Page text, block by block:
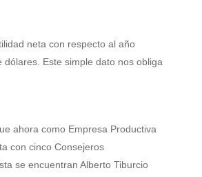
neta con respecto al año
Este simple dato nos obliga
ahora como Empresa Productiva
con cinco Consejeros
se encuentran Alberto Tiburcio